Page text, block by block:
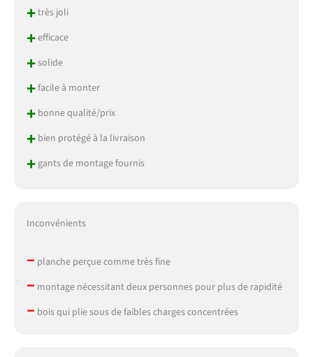
+très joli
+efficace
+solide
+facile à monter
+bonne qualité/prix
+bien protégé à la livraison
+gants de montage fournis
Inconvénients
– planche perçue comme très fine
– montage nécessitant deux personnes pour plus de rapidité
– bois qui plie sous de faibles charges concentrées